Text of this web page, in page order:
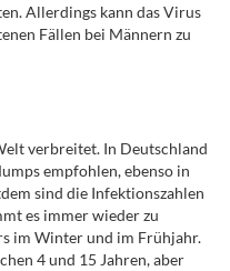
Allerdings kann das Virus
Fällen bei Männern zu
verbreitet. In Deutschland
empfohlen, ebenso in
sind die Infektionszahlen
es immer wieder zu
im Winter und im Frühjahr.
4 und 15 Jahren, aber